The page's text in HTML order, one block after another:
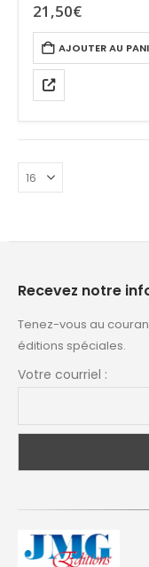
21,50€
AJOUTER AU
Recevez notre
Tenez-vous au
éditions spéciales.
Votre courriel :